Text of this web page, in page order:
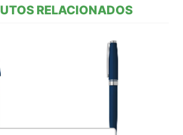
RELACIONADOS